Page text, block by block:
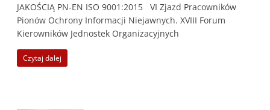
JAKOŚCIĄ PN-EN ISO 9001:2015 VI Zjazd Pracowników
Pionów Ochrony Informacji Niejawnych. XVIII Forum
Kierowników Jednostek Organizacyjnych
Czytaj dalej